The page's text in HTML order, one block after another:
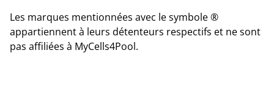
Les marques mentionnées avec le symbole ®
appartiennent à leurs détenteurs respectifs et ne sont
pas affiliées à MyCells4Pool.